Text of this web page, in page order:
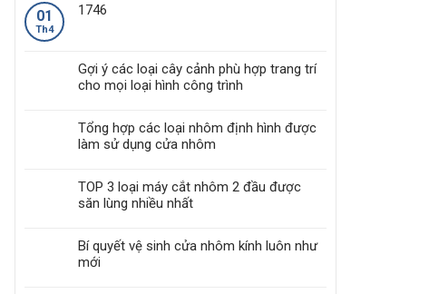
01
Th4
1746
Gợi ý các loại cây cảnh phù hợp trang trí
cho mọi loại hình công trình
Tổng hợp các loại nhôm định hình được
làm sử dụng cửa nhôm
TOP 3 loại máy cắt nhôm 2 đầu được
săn lùng nhiều nhất
Bí quyết vệ sinh cửa nhôm kính luôn như
mới